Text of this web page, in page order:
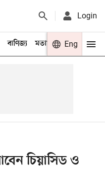
Login
বাণিজ্য মতামত খেলা
Eng
চিয়াসিড ও